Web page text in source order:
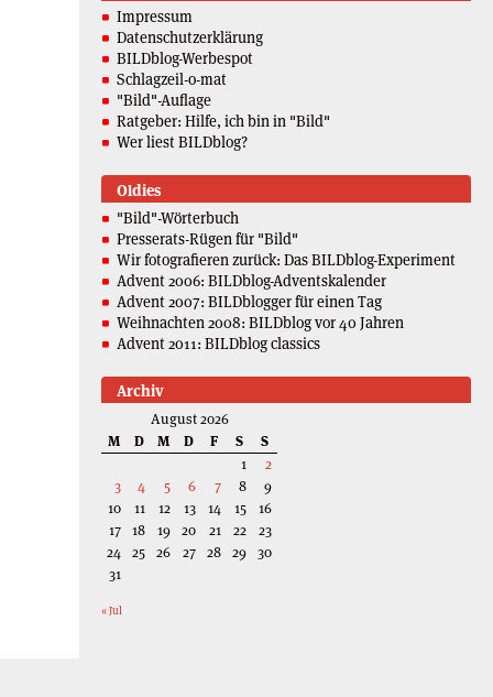
Impressum
Datenschutzerklärung
BILDblog-Werbespot
Schlagzeil-o-mat
"Bild"-Auflage
Ratgeber: Hilfe, ich bin in "Bild"
Wer liest BILDblog?
Oldies
"Bild"-Wörterbuch
Presserats-Rügen für "Bild"
Wir fotografieren zurück: Das BILDblog-Experiment
Advent 2006: BILDblog-Adventskalender
Advent 2007: BILDblogger für einen Tag
Weihnachten 2008: BILDblog vor 40 Jahren
Advent 2011: BILDblog classics
Archiv
August 2026
M
D M D F S
S
1
2
3
4 5 6 7 8
9
10
11 12 13 14 15
16
17 18 19 20 21 22
23
24 25 26 27 28 29 30
31
« Jul